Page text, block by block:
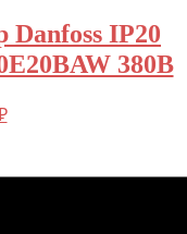
Danfoss IP20
380В